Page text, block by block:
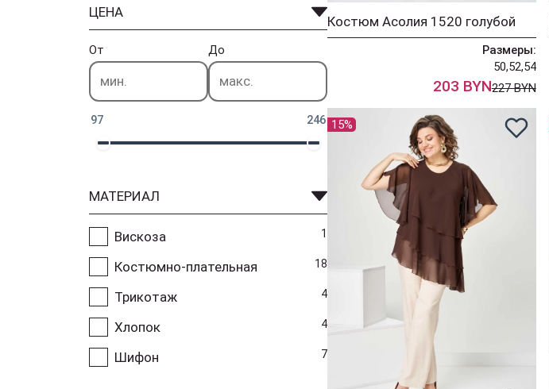
ЦЕНА
От До
97 246
МАТЕРИАЛ
Вискоза 1
Костюмно-плательная 18
Трикотаж 4
Хлопок 4
Шифон 7
Костюм Асолия 1520 голубой
Размеры:
50,52,54
203 BYN227 BYN
15%